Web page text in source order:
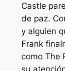
Castle
de paz.
y alguien
Frank
como The
su